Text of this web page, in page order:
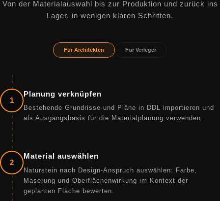
Von der Materialauswahl bis zur Produktion und zurück ins
Lager, in wenigen klaren Schritten.
Für Architekten Für Verleger
1
Planung verknüpfen
Bestehende Grundrisse und Pläne in DDL importieren und
als Ausgangsbasis für die Materialplanung verwenden.
2
Material auswählen
Naturstein nach Design-Anspruch auswählen: Farbe,
Maserung und Oberflächenwirkung im Kontext der
geplanten Fläche bewerten.